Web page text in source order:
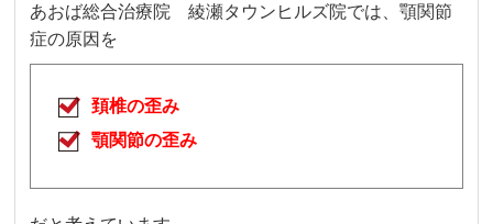
あおば総合治療院 綾瀬タウンヒルズ院では、顎関節
症の原因を
頚椎の歪み
顎関節の歪み